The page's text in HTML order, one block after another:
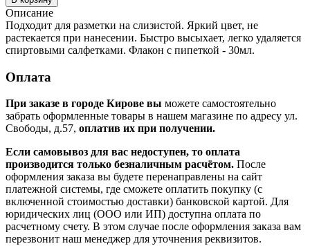
Описание
Подходит для разметки на слизистой. Яркий цвет, не
растекается при нанесении. Быстро высыхает, легко удаляется
спиртовыми салфетками. Флакон с пипеткой - 30мл.
Оплата
При заказе в городе Кирове вы можете самостоятельно
забрать оформленные товары в нашем магазине по адресу ул.
Свободы, д.57, оплатив их при получении.
Если самовывоз для вас недоступен, то оплата
производится только безналичным расчётом. После
оформления заказа вы будете перенаправлены на сайт
платежной системы, где сможете оплатить покупку (с
включенной стоимостью доставки) банковской картой. Для
юридических лиц (ООО или ИП) доступна оплата по
расчетному счету. В этом случае после оформления заказа вам
перезвонит наш менеджер для уточнения реквизитов.